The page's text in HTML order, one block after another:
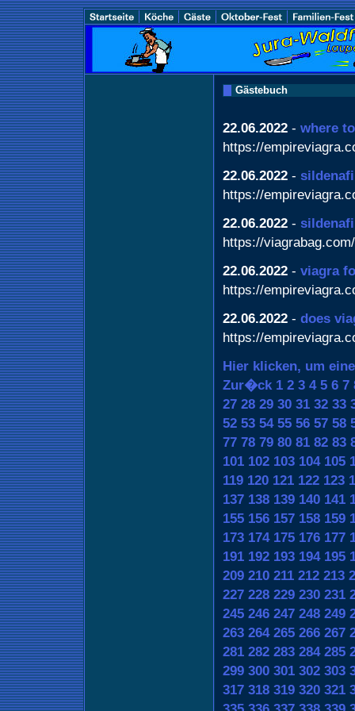
Gästebuch
22.06.2022 - where
https://
22.06.2022 -
https://
22.06.2022 -
https://viagrabag.com/
22.06.2022 - viagra
https://
22.06.2022 - does
https://
Hier klicken, um
Zur�ck 1 2 3 4 5 6 7
27 28 29 30 31 32 33
52 53 54 55 56 57 58
77 78 79 80 81 82 83
101 102 103 104 105
119 120 121 122 123
137 138 139 140 141
155 156 157 158 159
173 174 175 176 177
191 192 193 194 195
209 210 211 212 213
227 228 229 230 231
245 246 247 248 249
263 264 265 266 267
281 282 283 284 285
299 300 301 302 303
317 318 319 320 321